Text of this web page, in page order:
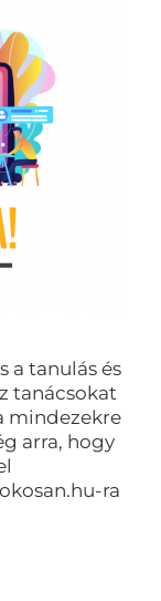
a tanulás és
tanácsokat
mindezekre
arra, hogy
ra